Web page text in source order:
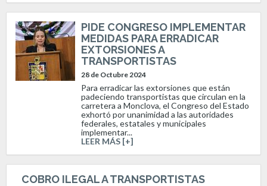
PIDE CONGRESO IMPLEMENTAR
MEDIDAS PARA ERRADICAR
EXTORSIONES A
TRANSPORTISTAS
28 de Octubre 2024
Para erradicar las extorsiones que están
padeciendo transportistas que circulan en la
carretera a Monclova, el Congreso del Estado
exhortó por unanimidad a las autoridades
federales, estatales y municipales
implementar...
LEER MÁS [+]
COBRO ILEGAL A TRANSPORTISTAS